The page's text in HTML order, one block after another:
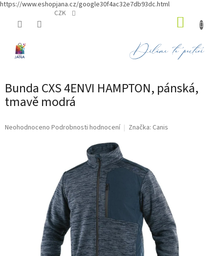
https://www.eshopjana.cz/google30f4ac32e7db93dc.html
CZK
Bunda CXS 4ENVI HAMPTON, pánská,
tmavě modrá
Průměrné
Neohodnoceno Podrobnosti hodnocení Značka: Canis